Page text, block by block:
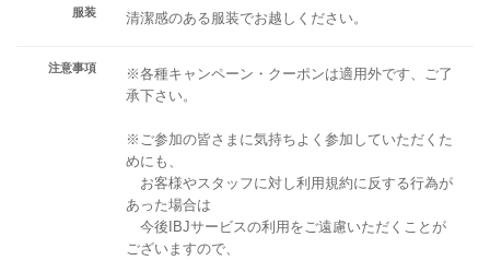
服装 清潔感のある服装でお越しください。
注意事項
※各種キャンペーン・クーポンは適用外です、ご了
承下さい。
※ご参加の皆さまに気持ちよく参加していただくた
めにも、
お客様やスタッフに対し利用規約に反する行為が
あった場合は
今後IBJサービスの利用をご遠慮いただくことが
ございますので、